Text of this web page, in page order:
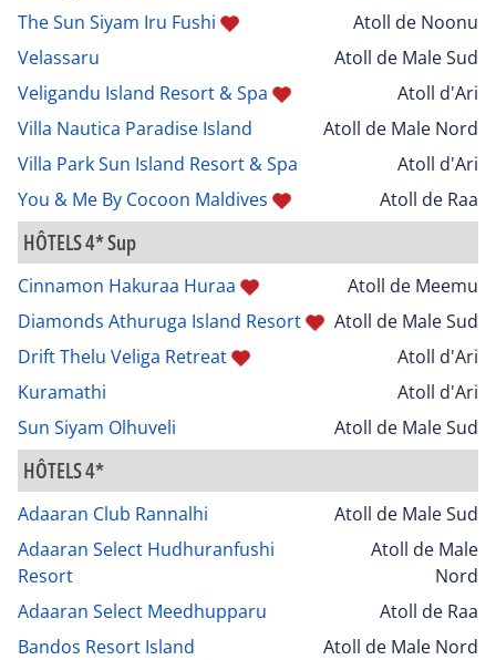
The Sun Siyam Iru Fushi
Atoll de Noonu
Velassaru
Atoll de Male Sud
Veligandu Island Resort & Spa
Atoll d'Ari
Villa Nautica Paradise Island
Atoll de Male Nord
Villa Park Sun Island Resort & Spa
Atoll d'Ari
You & Me By Cocoon Maldives
Atoll de Raa
HÔTELS 4* Sup
Cinnamon Hakuraa Huraa
Atoll de Meemu
Diamonds Athuruga Island Resort
Atoll de Male Sud
Drift Thelu Veliga Retreat
Atoll d'Ari
Kuramathi
Atoll d'Ari
Sun Siyam Olhuveli
Atoll de Male Sud
HÔTELS 4*
Adaaran Club Rannalhi
Atoll de Male Sud
Adaaran Select Hudhuranfushi
Resort
Atoll de Male
Nord
Adaaran Select Meedhupparu
Atoll de Raa
Bandos Resort Island
Atoll de Male Nord